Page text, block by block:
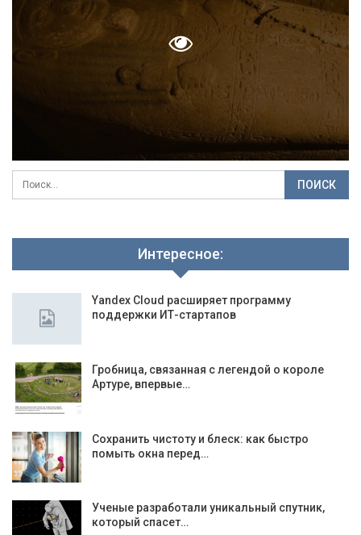
Интересное:
Yandex Cloud расширяет программу
поддержки ИТ-стартапов
Гробница, связанная с легендой о короле
Артуре, впервые…
Сохранить чистоту и блеск: как быстро
помыть окна перед…
Ученые разработали уникальный спутник,
который спасет…